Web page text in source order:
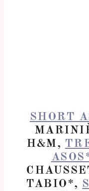
SHORT
H&M,
TABIO*,